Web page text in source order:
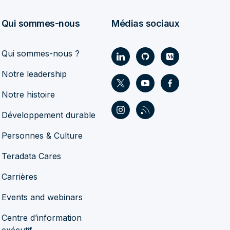
Qui sommes-nous
Qui sommes-nous ?
Notre leadership
Notre histoire
Développement durable
Personnes & Culture
Teradata Cares
Carrières
Events and webinars
Centre d’information
Médias sociaux